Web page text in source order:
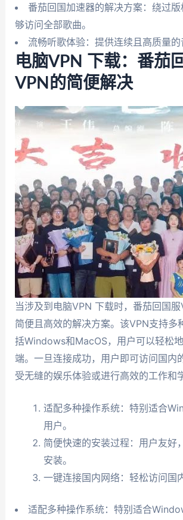
番茄回国加速器的解决方案：绕过
够访问全部歌曲。
流畅听歌体验：提供连续且高质量的
电脑VPN 下载：番茄
VPN的简便解决
当涉及到电脑VPN 下载时，番茄回国
简便且高效的解决方案。该VPN支持多
括Windows和MacOS，用户可以轻松
端。一旦连接成功，用户即可访问国内
受无缝的娱乐体验或进行高效的工作和
适配多种操作系统：特别适合
用户。
简便快速的安装过程：用户友好
安装。
一键连接国内网络：轻松访问国
适配多种操作系统：特别适合